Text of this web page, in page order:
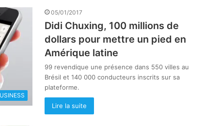
05/01/2017
Didi Chuxing, 100 millions de
dollars pour mettre un pied en
Amérique latine
99 revendique une présence dans 550 villes au
Brésil et 140 000 conducteurs inscrits sur sa
plateforme.
Lire la suite